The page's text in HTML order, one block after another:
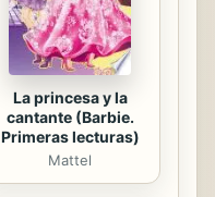
La princesa y la
cantante (Barbie.
Primeras lecturas)
Mattel